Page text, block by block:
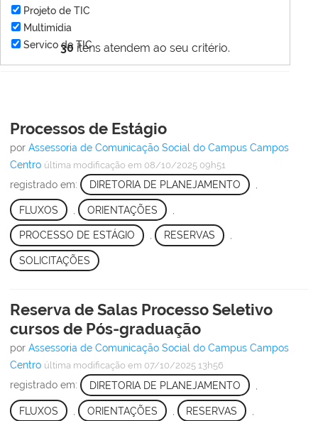
30 itens atendem ao seu critério.
Projeto de TIC
Multimídia
Servico de TIC
Processos de Estágio
por Assessoria de Comunicação Social do Campus Campos
Centro última modificação em 08/10/2025 09h51
registrado em: DIRETORIA DE PLANEJAMENTO
FLUXOS ORIENTAÇÕES
PROCESSO DE ESTÁGIO , RESERVAS ,
SOLICITAÇÕES
Reserva de Salas Processo Seletivo
cursos de Pós-graduação
por Assessoria de Comunicação Social do Campus Campos
Centro última modificação em 07/10/2025 13h56
registrado em: DIRETORIA DE PLANEJAMENTO
FLUXOS ORIENTAÇÕES RESERVAS